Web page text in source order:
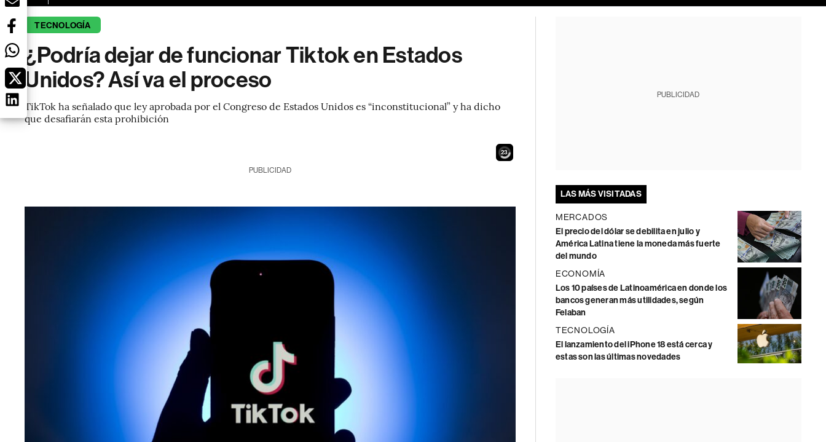
TECNOLOGÍA
¿Podría dejar de funcionar Tiktok en Estados
Unidos? Así va el proceso
TikTok ha señalado que ley aprobada por el Congreso de Estados Unidos es “inconstitucional” y ha dicho
que desafiarán esta prohibición
21
PUBLICIDAD
PUBLICIDAD
LAS MÁS VISITADAS
MERCADOS
El precio del dólar se debilita en julio y
América Latina tiene la moneda más fuerte
del mundo
ECONOMÍA
Los 10 países de Latinoamérica en donde los
bancos generan más utilidades, según
Felaban
TECNOLOGÍA
El lanzamiento del iPhone 18 está cerca y
estas son las últimas novedades